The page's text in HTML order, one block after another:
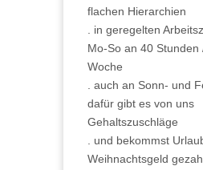
flachen Hierarchien
. in geregelten
Mo-So an 40 Stunden
Woche
. auch an Sonn- und
dafür gibt es von uns
Gehaltszuschläge
. und bekommst
Weihnachtsgeld